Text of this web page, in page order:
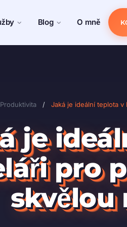
Blog O mně
Produktivita / Jaká je ideální teplota v
je
pro
skvělou